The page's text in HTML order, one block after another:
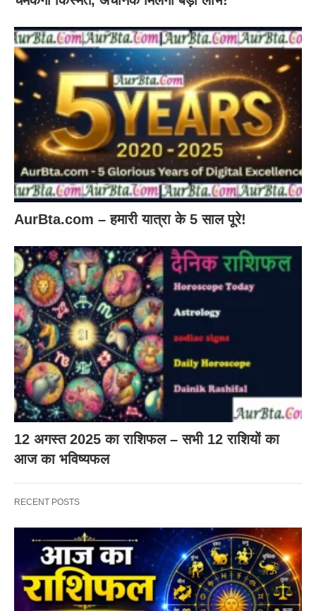
AurBta.com – हमारी यात्रा के 5 साल पूरे!
12 अगस्त 2025 का राशिफल – सभी 12 राशियों का
आज का भविष्यफल
RECENT POSTS